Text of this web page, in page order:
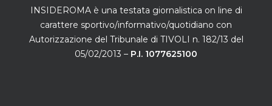
INSIDEROMA è una testata giornalistica on line di
carattere sportivo/informativo/quotidiano con
Autorizzazione del Tribunale di TIVOLI n. 182/13 del
05/02/2013 – P.I. 1077625100